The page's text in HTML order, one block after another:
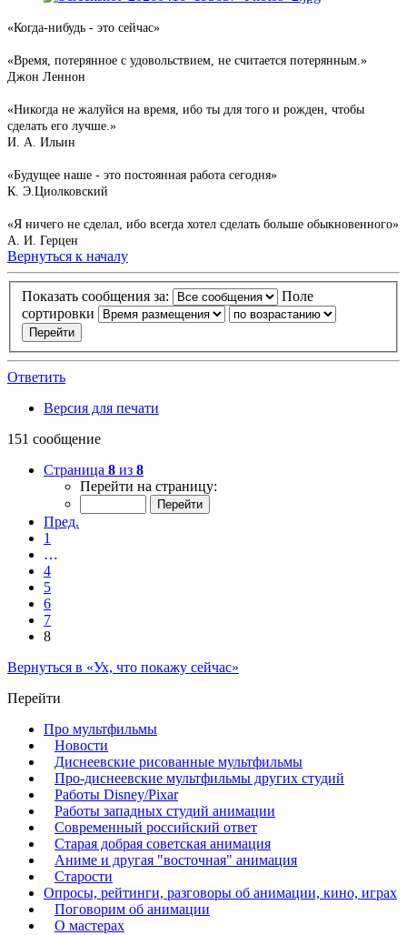
«Когда-нибудь - это сейчас»
«Время, потерянное с удовольствием, не считается потерянным.»
Джон Леннон
«Никогда не жалуйся на время, ибо ты для того и рожден, чтобы
сделать его лучше.»
И. А. Ильин
«Будущее наше - это постоянная работа сегодня»
К. Э.Циолковский
«Я ничего не сделал, ибо всегда хотел сделать больше обыкновенного»
А. И. Герцен
Вернуться к началу
Показать сообщения за:
Поле
сортировки
Ответить
Версия для печати
151 сообщение
Страница 8 из 8
Перейти на страницу:
Пред.
1
…
4
5
6
7
8
Вернуться в «Ух, что покажу сейчас»
Перейти
Про мультфильмы
Новости
Диснеевские рисованные мультфильмы
Про-диснеевские мультфильмы других студий
Работы Disney/Pixar
Работы западных студий анимации
Современный российский ответ
Старая добрая советская анимация
Аниме и другая "восточная" анимация
Старости
Опросы, рейтинги, разговоры об анимации, кино, играх
Поговорим об анимации
О мастерах